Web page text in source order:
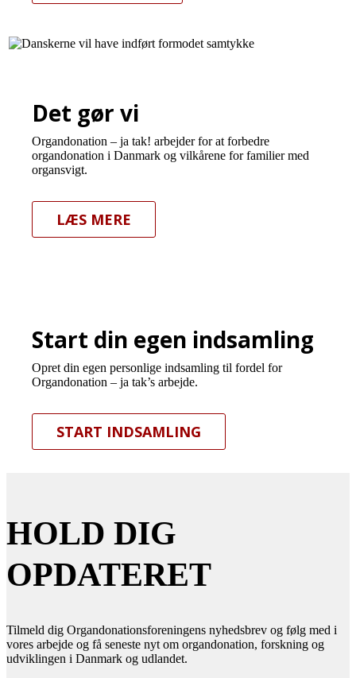
Det gør vi
Organdonation – ja tak! arbejder for at forbedre
organdonation i Danmark og vilkårene for familier med
organsvigt.
LÆS MERE
Start din egen indsamling
Opret din egen personlige indsamling til fordel for
Organdonation – ja tak’s arbejde.
START INDSAMLING
HOLD DIG
OPDATERET
Tilmeld dig Organdonationsforeningens nyhedsbrev og følg med i
vores arbejde og få seneste nyt om organdonation, forskning og
udviklingen i Danmark og udlandet.